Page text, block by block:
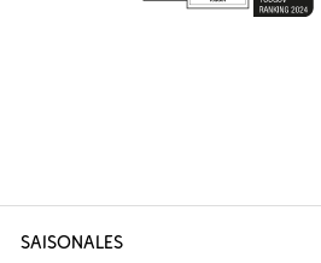
SAISONALES